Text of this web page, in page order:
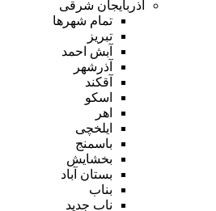
آذربایجان شرقی
تمام شهر‌ها
تبریز
آبش احمد
آذرشهر
آقکند
اسکو
اهر
ایلخچی
باسمنج
بخشایش
بستان آباد
بناب
ناب جدید